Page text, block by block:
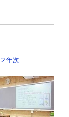
２年次